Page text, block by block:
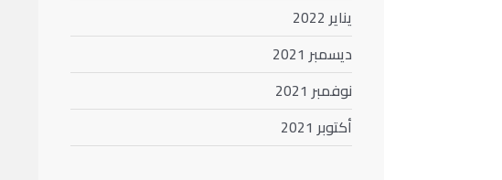
يناير 2022
ديسمبر 2021
نوفمبر 2021
أكتوبر 2021